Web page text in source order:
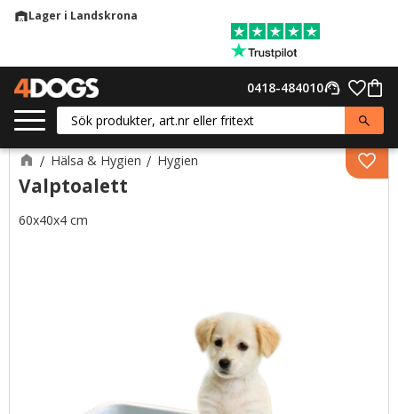
warehouseLager i Landskrona
support_agent
0418-484010
Hälsa & Hygien Hygien
Valptoalett
60x40x4 cm